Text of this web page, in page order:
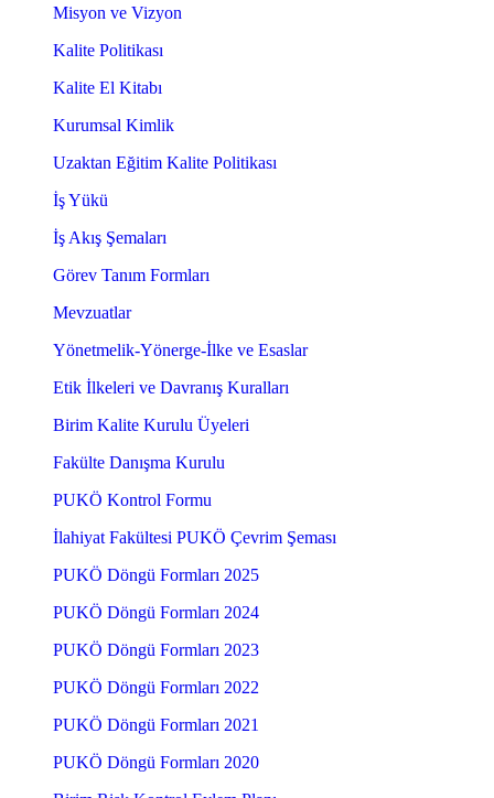
Misyon ve Vizyon
Kalite Politikası
Kalite El Kitabı
Kurumsal Kimlik
Uzaktan Eğitim Kalite Politikası
İş Yükü
İş Akış Şemaları
Görev Tanım Formları
Mevzuatlar
Yönetmelik-Yönerge-İlke ve Esaslar
Etik İlkeleri ve Davranış Kuralları
Birim Kalite Kurulu Üyeleri
Fakülte Danışma Kurulu
PUKÖ Kontrol Formu
İlahiyat Fakültesi PUKÖ Çevrim Şeması
PUKÖ Döngü Formları 2025
PUKÖ Döngü Formları 2024
PUKÖ Döngü Formları 2023
PUKÖ Döngü Formları 2022
PUKÖ Döngü Formları 2021
PUKÖ Döngü Formları 2020